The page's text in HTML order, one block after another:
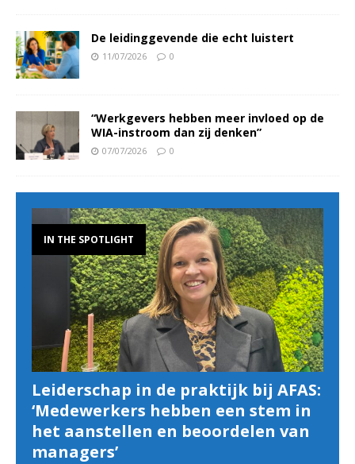
De leidinggevende die echt luistert
11/07/2026 0
“Werkgevers hebben meer invloed op de
WIA-instroom dan zij denken”
07/07/2026 0
IN THE SPOTLIGHT
Leiderschap in de praktijk bij AFAS:
‘Medewerkers hebben een stem in
het aanstellen en beoordelen van
managers’